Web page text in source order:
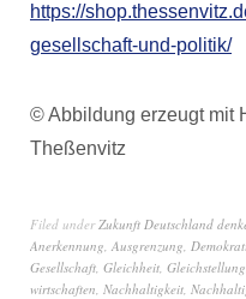
https://
gesellschaft-und-politik/
© Abbildung erzeugt mit
Theßenvitz
Filed underZukunft Deutschland
Anerkennung, Ausgrenzung,
Gesellschaft, Gleichheit, Gleichstellung
wirtschaften, Nachhaltigkeit,